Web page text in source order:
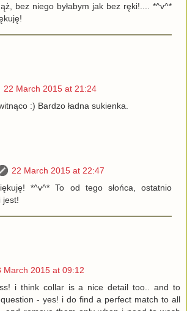
bez niego byłabym jak bez ręki!.... *^v^*
22 March 2015 at 21:24
:) Bardzo ładna sukienka.
22 March 2015 at 22:47
*^v^* To od tego słońca, ostatnio
jest!
March 2015 at 09:12
i think collar is a nice detail too.. and to
- yes! i do find a perfect match to all